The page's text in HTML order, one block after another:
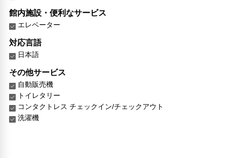
館内施設・便利なサービス
エレベーター
対応言語
日本語
その他サービス
自動販売機
トイレタリー
コンタクトレス チェックイン/チェックアウト
洗濯機